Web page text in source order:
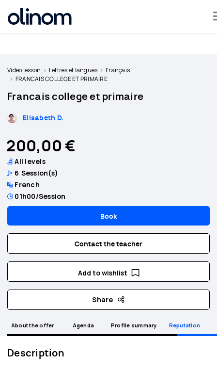
a
teacher
in
Video lesson Lettres et langues
Français
FRANCAIS COLLEGE ET PRIMAIRE
Francais college et primaire
Elisabeth D.
200,00 €
All levels
6 Session(s)
French
01h00/Session
Book
Contact the teacher
Add to wishlist
Share
About the offer Agenda Profile summary Reputation
Description
Cookies management panel